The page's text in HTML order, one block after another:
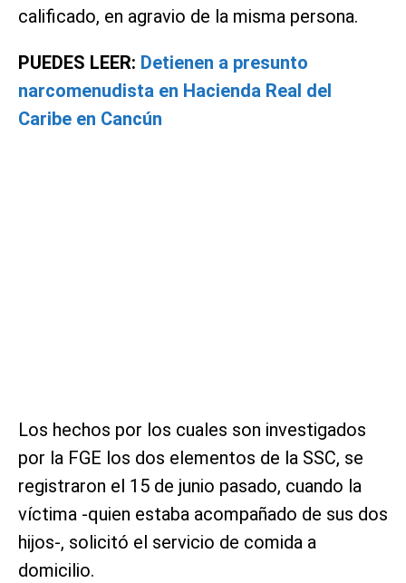
calificado, en agravio de la misma persona.
PUEDES LEER: Detienen a presunto
narcomenudista en Hacienda Real del
Caribe en Cancún
Los hechos por los cuales son investigados
por la FGE los dos elementos de la SSC, se
registraron el 15 de junio pasado, cuando la
víctima -quien estaba acompañado de sus dos
hijos-, solicitó el servicio de comida a
domicilio.